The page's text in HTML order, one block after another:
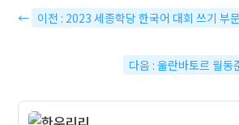
← 이전 : 2023 세종학당 한국어 대회 쓰기 부
다음 : 울란바토르 월